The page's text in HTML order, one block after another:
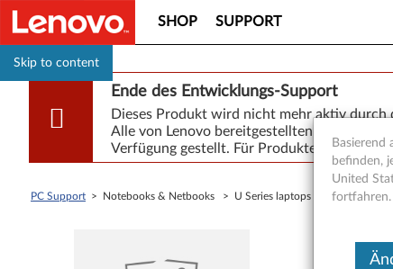
Skip to content
SHOP SUPPORT
Ende des Entwicklungs-Support
Dieses Produkt wird nicht mehr aktiv
Alle von Lenovo bereitgestellten Software-
Verfügung gestellt. Für Produkte, die noch
PC Support > Notebooks & Netbooks > U Series laptops (ideapad) >
Basierend
befinden,
United
fortfahren.